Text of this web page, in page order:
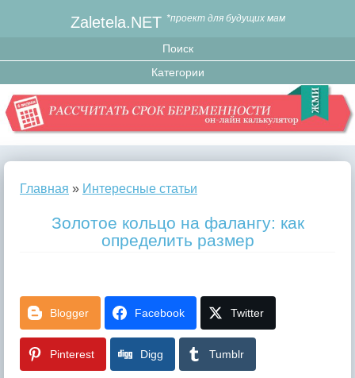
Zaletela.NET *проект для будущих мам
Главная » Интересные статьи
Золотое кольцо на фалангу: как
определить размер
Blogger Facebook Twitter
Pinterest Digg Tumblr